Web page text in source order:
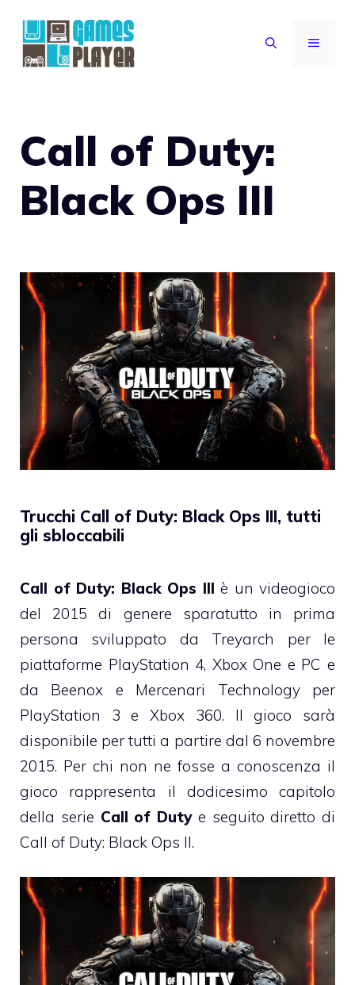
contenuto
MENU
Call of Duty:
Black Ops III
Trucchi Call of Duty: Black Ops III, tutti
gli sbloccabili
Call of Duty: Black Ops III è un videogioco
del 2015 di genere sparatutto in prima
persona sviluppato da Treyarch per le
piattaforme PlayStation 4, Xbox One e PC e
da Beenox e Mercenari Technology per
PlayStation 3 e Xbox 360. Il gioco sarà
disponibile per tutti a partire dal 6 novembre
2015. Per chi non ne fosse a conoscenza il
gioco rappresenta il dodicesimo capitolo
della serie Call of Dutye seguito diretto di
Call of Duty: Black Ops II.